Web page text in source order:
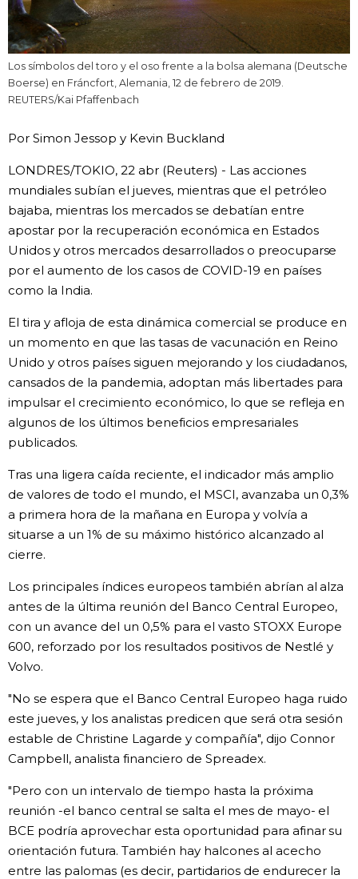
Noticias
Datos de Japón
Gente
Blog
Tokio
official SNS
Los símbolos del toro y el oso frente a la bolsa alemana (Deutsche
Boerse) en Fráncfort, Alemania, 12 de febrero de 2019.
REUTERS/Kai Pfaffenbach
Por Simon Jessop y Kevin Buckland
LONDRES/TOKIO, 22 abr (Reuters) - Las acciones
mundiales subían el jueves, mientras que el petróleo
bajaba, mientras los mercados se debatían entre
apostar por la recuperación económica en Estados
Unidos y otros mercados desarrollados o preocuparse
por el aumento de los casos de COVID-19 en países
como la India.
El tira y afloja de esta dinámica comercial se produce en
un momento en que las tasas de vacunación en Reino
Unido y otros países siguen mejorando y los ciudadanos,
cansados de la pandemia, adoptan más libertades para
impulsar el crecimiento económico, lo que se refleja en
algunos de los últimos beneficios empresariales
publicados.
Tras una ligera caída reciente, el indicador más amplio
de valores de todo el mundo, el MSCI, avanzaba un 0,3%
a primera hora de la mañana en Europa y volvía a
situarse a un 1% de su máximo histórico alcanzado al
cierre.
Los principales índices europeos también abrían al alza
antes de la última reunión del Banco Central Europeo,
con un avance del un 0,5% para el vasto STOXX Europe
600, reforzado por los resultados positivos de Nestlé y
Volvo.
"No se espera que el Banco Central Europeo haga ruido
este jueves, y los analistas predicen que será otra sesión
estable de Christine Lagarde y compañía", dijo Connor
Campbell, analista financiero de Spreadex.
"Pero con un intervalo de tiempo hasta la próxima
reunión -el banco central se salta el mes de mayo- el
BCE podría aprovechar esta oportunidad para afinar su
orientación futura. También hay halcones al acecho
entre las palomas (es decir, partidarios de endurecer la